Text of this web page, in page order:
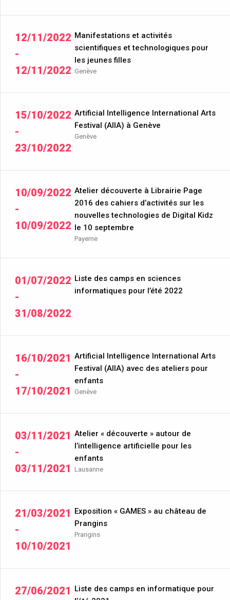
12/11/2022
-
12/11/2022
Manifestations et activités
scientifiques et technologiques pour
les jeunes filles
Genève
15/10/2022
-
23/10/2022
Artificial Intelligence International Arts
Festival (AIIA) à Genève
Genève
10/09/2022
-
10/09/2022
Atelier découverte à Librairie Page
2016 des cahiers d’activités sur les
nouvelles technologies de Digital Kidz
le 10 septembre
Payerne
01/07/2022
-
31/08/2022
Liste des camps en sciences
informatiques pour l’été 2022
16/10/2021
-
17/10/2021
Artificial Intelligence International Arts
Festival (AIIA) avec des ateliers pour
enfants
Genève
03/11/2021
-
03/11/2021
Atelier « découverte » autour de
l’intelligence artificielle pour les
enfants
Lausanne
21/03/2021
-
10/10/2021
Exposition « GAMES » au château de
Prangins
Prangins
27/06/2021
Liste des camps en informatique pour